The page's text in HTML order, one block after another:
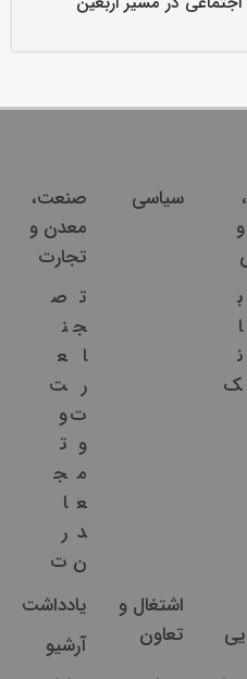
ب
ا
ن
ک
سیاسی
صنعت،
معدن و
تجارت
ت
ج
ا
ر
ت
و
م
ع
د
ن
ص
ن
ع
ت
و
ت
ج
ا
ر
ت
اشتغال و
تعاون
یادداشت
آرشیو